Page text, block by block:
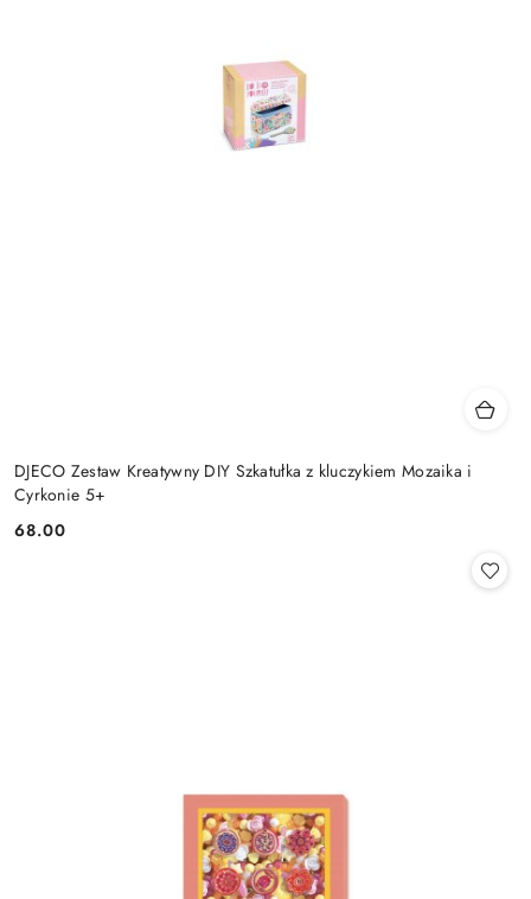
DJECO Zestaw Kreatywny DIY Szkatułka z kluczykiem Mozaika i
Cyrkonie 5+
Cena:
68.00